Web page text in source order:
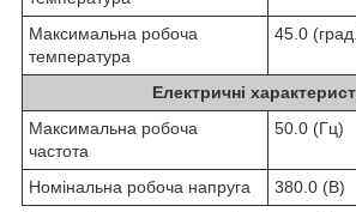
Максимальна робоча
температура
45.0
Електричні
Максимальна робоча
частота
50.0 (Гц)
Номінальна робоча напруга 380.0 (В)